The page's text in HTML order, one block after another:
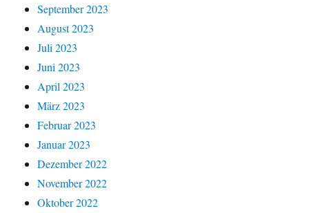
September 2023
August 2023
Juli 2023
Juni 2023
April 2023
März 2023
Februar 2023
Januar 2023
Dezember 2022
November 2022
Oktober 2022